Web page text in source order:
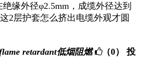
绝缘外径φ2.5mm，成缆外径达到
2层护套怎么挤出电缆外观才圆
retardant低烟阻燃 （0）
投